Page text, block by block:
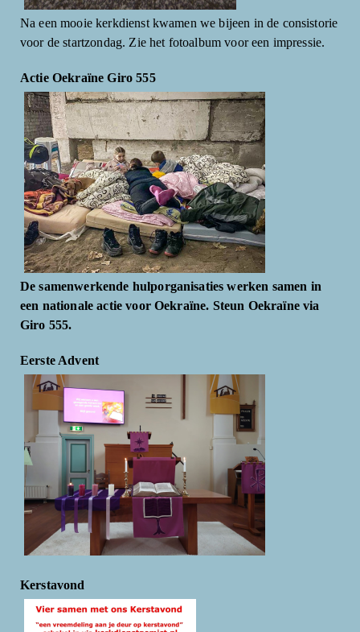
Na een mooie kerkdienst kwamen we bijeen in de consistorie
voor de startzondag. Zie het fotoalbum voor een impressie.
Actie Oekraïne Giro 555
De samenwerkende hulporganisaties werken samen in
een nationale actie voor Oekraïne. Steun Oekraïne via
Giro 555.
Eerste Advent
Kerstavond